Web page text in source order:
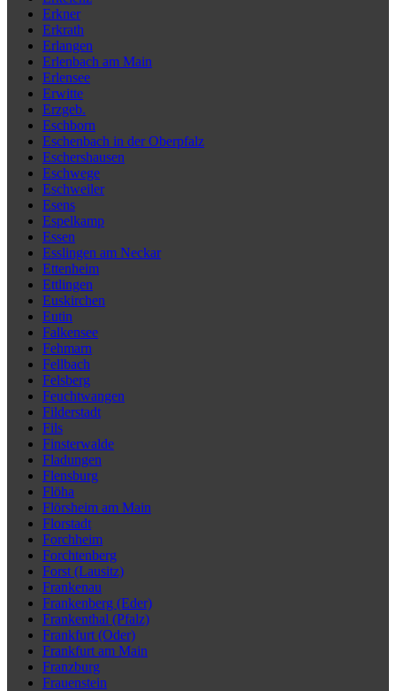
Erkner
Erkrath
Erlangen
Erlenbach am Main
Erlensee
Erwitte
Erzgeb.
Eschborn
Eschenbach in der Oberpfalz
Eschershausen
Eschwege
Eschweiler
Esens
Espelkamp
Essen
Esslingen am Neckar
Ettenheim
Ettlingen
Euskirchen
Eutin
Falkensee
Fehmarn
Fellbach
Felsberg
Feuchtwangen
Filderstadt
Fils
Finsterwalde
Fladungen
Flensburg
Flöha
Flörsheim am Main
Florstadt
Forchheim
Forchtenberg
Forst (Lausitz)
Frankenau
Frankenberg (Eder)
Frankenthal (Pfalz)
Frankfurt (Oder)
Frankfurt am Main
Franzburg
Frauenstein